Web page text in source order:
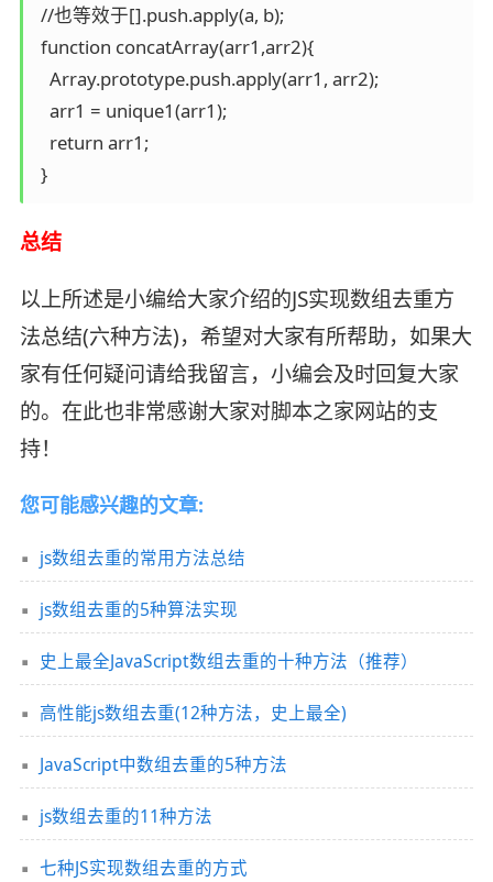
//也等效于[].push.apply(a, b);
function concatArray(arr1,arr2){
   Array.prototype.push.apply(arr1, arr2);
   arr1 = unique1(arr1);
   return arr1;
}
总结
以上所述是小编给大家介绍的JS实现数组去重方
法总结(六种方法)，希望对大家有所帮助，如果大
家有任何疑问请给我留言，小编会及时回复大家
的。在此也非常感谢大家对脚本之家网站的支
持！
您可能感兴趣的文章:
js数组去重的常用方法总结
js数组去重的5种算法实现
史上最全JavaScript数组去重的十种方法（推荐）
高性能js数组去重(12种方法，史上最全)
JavaScript中数组去重的5种方法
js数组去重的11种方法
七种JS实现数组去重的方式